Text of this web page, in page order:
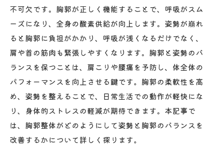
不可欠です。胸郭が正しく機能することで、呼吸がスム
ーズになり、全身の酸素供給が向上します。姿勢が崩れ
ると胸郭に負担がかかり、呼吸が浅くなるだけでなく、
肩や首の筋肉も緊張しやすくなります。胸郭と姿勢のバ
ランスを保つことは、肩こりや腰痛を予防し、体全体の
パフォーマンスを向上させる鍵です。胸郭の柔軟性を高
め、姿勢を整えることで、日常生活での動作が軽快にな
り、身体的ストレスの軽減が期待できます。本記事で
は、胸郭整体がどのようにして姿勢と胸郭のバランスを
改善するかについて詳しく探ります。